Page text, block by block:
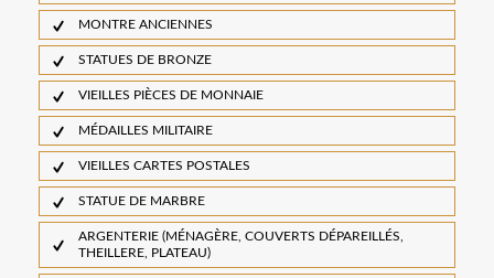
MONTRE ANCIENNES
STATUES DE BRONZE
VIEILLES PIÈCES DE MONNAIE
MÉDAILLES MILITAIRE
VIEILLES CARTES POSTALES
STATUE DE MARBRE
ARGENTERIE (MÉNAGÈRE, COUVERTS DÉPAREILLÉS,
THEILLERE, PLATEAU)